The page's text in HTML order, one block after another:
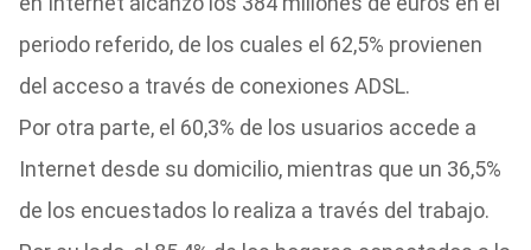
periodo referido, de los cuales el 62,5% provienen
del acceso a través de conexiones ADSL.
Por otra parte, el 60,3% de los usuarios accede a
Internet desde su domicilio, mientras que un 36,5%
de los encuestados lo realiza a través del trabajo.